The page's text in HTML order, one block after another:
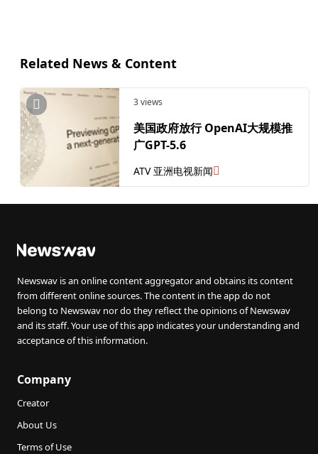
Related News & Content
3 views
美国政府放行 OpenAI大规模推
广GPT-5.6
ATV 亚洲电视新闻
Newswav is an online content aggregator and obtains its content
from different online sources. The content in the app do not
belong to Newswav nor do they reflect the opinions of Newswav
and its staff. Your use of this app indicates your understanding and
acceptance of this information.
Company
Creator
About Us
Terms of Use